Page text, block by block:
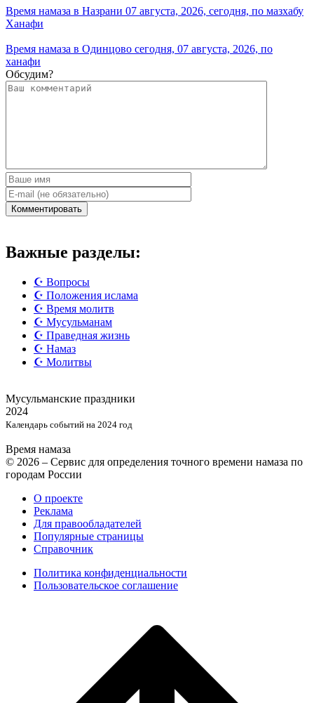
Время намаза в Назрани 07 августа, 2026, сегодня, по мазхабу
Ханафи
Время намаза в Одинцово сегодня, 07 августа, 2026, по
ханафи
Обсудим?
Важные разделы:
☪️ Вопросы
☪️ Положения ислама
☪️ Время молитв
☪️ Мусульманам
☪️ Праведная жизнь
☪️ Намаз
☪️ Молитвы
Мусульманские праздники
2024
Календарь событий на 2024 год
Время намаза
© 2026 – Сервис для определения точного времени намаза по
городам России
О проекте
Реклама
Для правообладателей
Популярные страницы
Справочник
Политика конфиденциальности
Пользовательское соглашение